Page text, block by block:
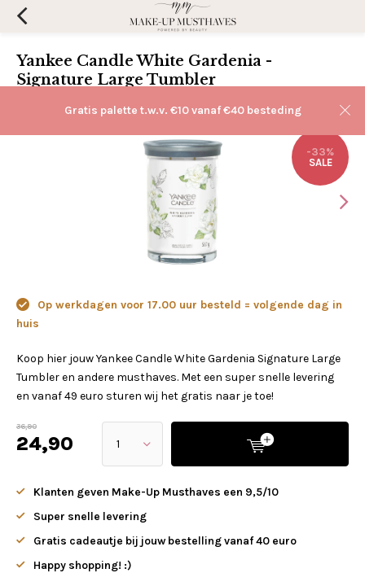
Gratis palette t.w.v. €10 vanaf €40 besteding
Yankee Candle White Gardenia -
Signature Large Tumbler
-33%
SALE
Op werkdagen voor 17.00 uur besteld = volgende dag in
huis
Koop hier jouw Yankee Candle White Gardenia Signature Large
Tumbler en andere musthaves. Met een super snelle levering
en vanaf 49 euro sturen wij het gratis naar je toe!
36,90
24,90
Klanten geven Make-Up Musthaves een 9,5/10
Super snelle levering
Gratis cadeautje bij jouw bestelling vanaf 40 euro
Happy shopping! :)